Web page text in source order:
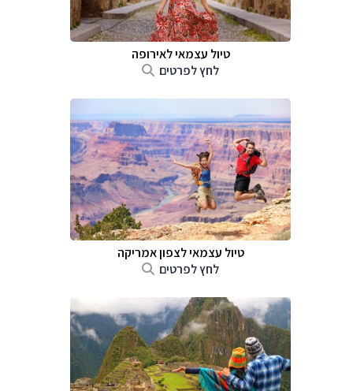
טיול עצמאי לאירופה
לחץ לפרטים
טיול עצמאי לצפון אמריקה
לחץ לפרטים